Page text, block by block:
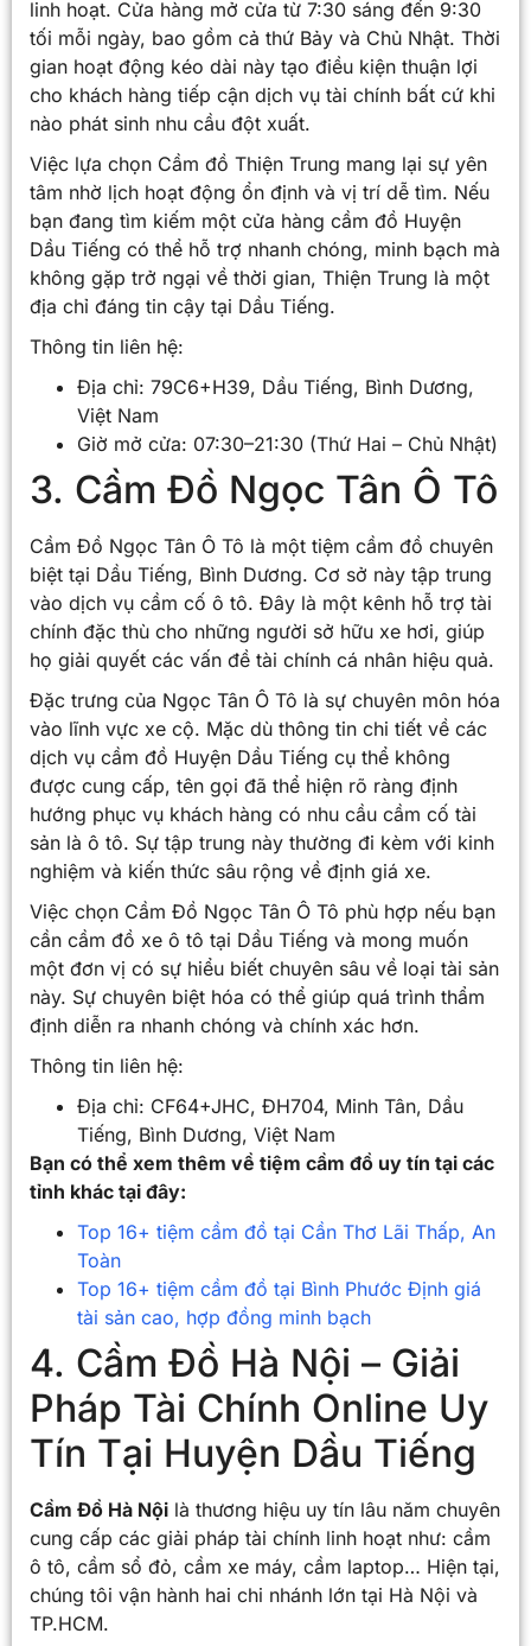
linh hoạt. Cửa hàng mở cửa từ 7:30 sáng đến 9:30
tối mỗi ngày, bao gồm cả thứ Bảy và Chủ Nhật. Thời
gian hoạt động kéo dài này tạo điều kiện thuận lợi
cho khách hàng tiếp cận dịch vụ tài chính bất cứ khi
nào phát sinh nhu cầu đột xuất.
Việc lựa chọn Cầm đồ Thiện Trung mang lại sự yên
tâm nhờ lịch hoạt động ổn định và vị trí dễ tìm. Nếu
bạn đang tìm kiếm một cửa hàng cầm đồ Huyện
Dầu Tiếng có thể hỗ trợ nhanh chóng, minh bạch mà
không gặp trở ngại về thời gian, Thiện Trung là một
địa chỉ đáng tin cậy tại Dầu Tiếng.
Thông tin liên hệ:
Địa chỉ: 79C6+H39, Dầu Tiếng, Bình Dương,
Việt Nam
Giờ mở cửa: 07:30–21:30 (Thứ Hai – Chủ Nhật)
3. Cầm Đồ Ngọc Tân Ô Tô
Cầm Đồ Ngọc Tân Ô Tô là một tiệm cầm đồ chuyên
biệt tại Dầu Tiếng, Bình Dương. Cơ sở này tập trung
vào dịch vụ cầm cố ô tô. Đây là một kênh hỗ trợ tài
chính đặc thù cho những người sở hữu xe hơi, giúp
họ giải quyết các vấn đề tài chính cá nhân hiệu quả.
Đặc trưng của Ngọc Tân Ô Tô là sự chuyên môn hóa
vào lĩnh vực xe cộ. Mặc dù thông tin chi tiết về các
dịch vụ cầm đồ Huyện Dầu Tiếng cụ thể không
được cung cấp, tên gọi đã thể hiện rõ ràng định
hướng phục vụ khách hàng có nhu cầu cầm cố tài
sản là ô tô. Sự tập trung này thường đi kèm với kinh
nghiệm và kiến thức sâu rộng về định giá xe.
Việc chọn Cầm Đồ Ngọc Tân Ô Tô phù hợp nếu bạn
cần cầm đồ xe ô tô tại Dầu Tiếng và mong muốn
một đơn vị có sự hiểu biết chuyên sâu về loại tài sản
này. Sự chuyên biệt hóa có thể giúp quá trình thẩm
định diễn ra nhanh chóng và chính xác hơn.
Thông tin liên hệ:
Địa chỉ: CF64+JHC, ĐH704, Minh Tân, Dầu
Tiếng, Bình Dương, Việt Nam
Bạn có thể xem thêm về tiệm cầm đồ uy tín tại các
tỉnh khác tại đây:
Top 16+ tiệm cầm đồ tại Cần Thơ Lãi Thấp, An
Toàn
Top 16+ tiệm cầm đồ tại Bình Phước Định giá
tài sản cao, hợp đồng minh bạch
4. Cầm Đồ Hà Nội – Giải
Pháp Tài Chính Online Uy
Tín Tại Huyện Dầu Tiếng
Cầm Đồ Hà Nội là thương hiệu uy tín lâu năm chuyên
cung cấp các giải pháp tài chính linh hoạt như: cầm
ô tô, cầm sổ đỏ, cầm xe máy, cầm laptop… Hiện tại,
chúng tôi vận hành hai chi nhánh lớn tại Hà Nội và
TP.HCM.